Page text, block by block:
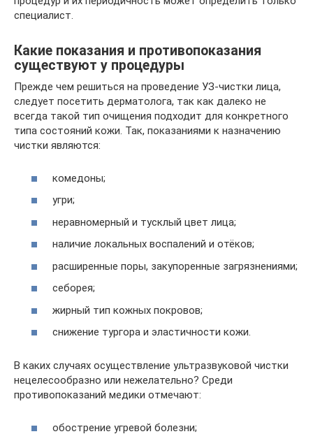
специалист.
Какие показания и противопоказания
существуют у процедуры
Прежде чем решиться на проведение УЗ-чистки лица,
следует посетить дерматолога, так как далеко не
всегда такой тип очищения подходит для конкретного
типа состояний кожи. Так, показаниями к назначению
чистки являются:
комедоны;
угри;
неравномерный и тусклый цвет лица;
наличие локальных воспалений и отёков;
расширенные поры, закупоренные загрязнениями;
себорея;
жирный тип кожных покровов;
снижение тургора и эластичности кожи.
В каких случаях осуществление ультразвуковой чистки
нецелесообразно или нежелательно? Среди
противопоказаний медики отмечают:
обострение угревой болезни;